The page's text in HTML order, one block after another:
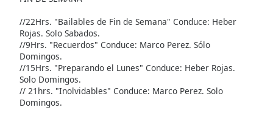
modal
window.
Beginning
dialog
window.
//22Hrs. "Bailables de Fin de Semana" Conduce: Heber
Rojas. Solo Sabados.
//9Hrs. "Recuerdos" Conduce: Marco Perez. Sólo
Domingos.
//15Hrs. "Preparando el Lunes" Conduce: Heber Rojas.
Solo Domingos.
// 21hrs. "Inolvidables" Conduce: Marco Perez. Solo
Domingos.